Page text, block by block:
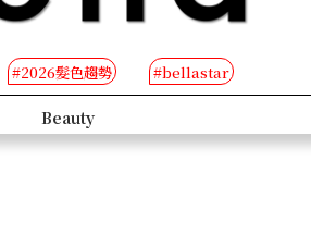
#2026髮色趨勢 #bellastar
Beauty